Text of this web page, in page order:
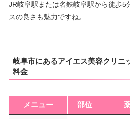
JR岐阜駅または名鉄岐阜駅から徒歩5
スの良さも魅力ですね。
岐阜市にあるアイエス美容クリニ
料金
メニュー 部位